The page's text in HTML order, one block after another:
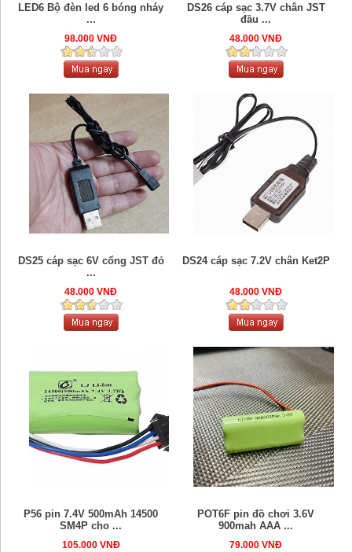
LED6 Bộ đèn led 6 bóng nháy
...
98.000 VNĐ
DS26 cáp sạc 3.7V chân JST
đầu ...
48.000 VNĐ
DS25 cáp sạc 6V cổng JST đỏ
...
48.000 VNĐ
DS24 cáp sạc 7.2V chân Ket2P
48.000 VNĐ
P56 pin 7.4V 500mAh 14500
SM4P cho ...
105.000 VNĐ
POT6F pin đồ chơi 3.6V
900mah AAA ...
79.000 VNĐ